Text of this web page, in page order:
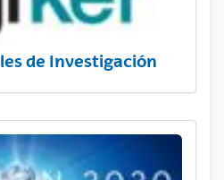
de Investigación